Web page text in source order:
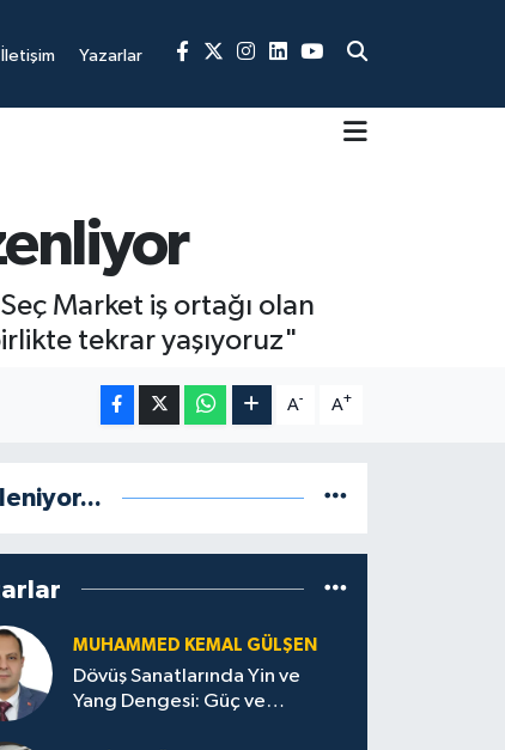
İletişim Yazarlar
Market iş ortağı olan
tekrar yaşıyoruz"
A- A+
MUHAMMED KEMAL GÜLŞEN
Dövüş Sanatlarında Yin ve
Yang Dengesi: Güç ve